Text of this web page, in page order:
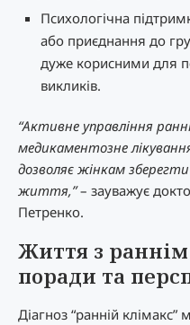
Психологічна
або приєднання до
дуже корисними для
викликів.
“Активне управління
медикаментозне
дозволяє жінкам
життя,”– зауважує
Петренко.
Життя з
поради та
Діагноз “ранній